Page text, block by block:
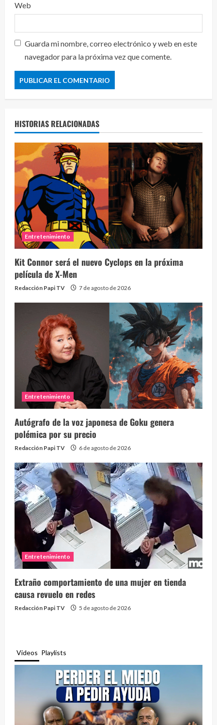
Web
Guarda mi nombre, correo electrónico y web en este
navegador para la próxima vez que comente.
HISTORIAS RELACIONADAS
Entretenimiento
Kit Connor será el nuevo Cyclops en la próxima
película de X-Men
Redacción Papi TV 7 de agosto de 2026
Entretenimiento
Autógrafo de la voz japonesa de Goku genera
polémica por su precio
Redacción Papi TV 6 de agosto de 2026
Entretenimiento
Extraño comportamiento de una mujer en tienda
causa revuelo en redes
Redacción Papi TV 5 de agosto de 2026
Videos Playlists